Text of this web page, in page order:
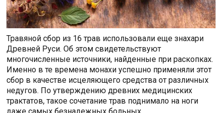
Травяной сбор из 16 трав использовали еще знахари
Древней Руси. Об этом свидетельствуют
многочисленные источники, найденные при раскопках.
Именно в те времена монахи успешно применяли этот
сбор в качестве исцеляющего средства от различных
недугов. По утверждению древних медицинских
трактатов, такое сочетание трав поднимало на ноги